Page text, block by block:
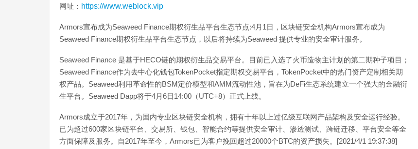
网址： https://www.weblock.vip
Armors宣布成为Seaweed Finance期权衍生品平台生态节点:4月1日，区块链安全机构Armors宣布成为
Seaweed Finance期权衍生品平台生态节点，以后将持续为Seaweed 提供专业的安全审计服务。
Seaweed Finance 是基于HECO链的期权衍生品交易平台。目前已入选了火币造物主计划的第二期种子项目；
Seaweed Finance作为去中心化钱包TokenPocket指定期权交易平台，TokenPocket中的热门资产定制相关期
权产品。Seaweed利用革命性的BSM定价模型和AMM流动性池，旨在为DeFi生态系统建立一个强大的金融衍
生平台。Seaweed Dapp将于4月6日14:00（UTC+8）正式上线。
Armors成立于2017年，为国内专业区块链安全机构，拥有十年以上过亿级互联网产品架构及安全运行经验。
已为超过600家区块链平台、交易所、钱包、智能合约等提供安全审计、渗透测试、跨链迁移、平台安全等全
方面保障及服务。自2017年至今，Armors已为客户挽回超过20000个BTC的资产损失。[2021/4/1 19:37:38]